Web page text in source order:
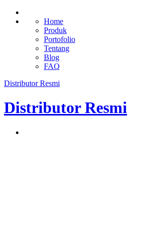
Home
Produk
Portofolio
Tentang
Blog
FAQ
Distributor Resmi
Distributor Resmi